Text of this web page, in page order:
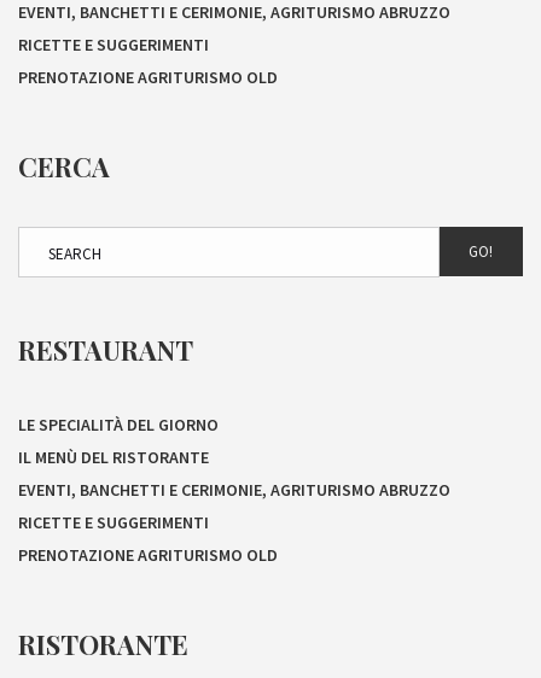
EVENTI, BANCHETTI E CERIMONIE, AGRITURISMO ABRUZZO
RICETTE E SUGGERIMENTI
PRENOTAZIONE AGRITURISMO OLD
CERCA
GO!
RESTAURANT
LE SPECIALITÀ DEL GIORNO
IL MENÙ DEL RISTORANTE
EVENTI, BANCHETTI E CERIMONIE, AGRITURISMO ABRUZZO
RICETTE E SUGGERIMENTI
PRENOTAZIONE AGRITURISMO OLD
RISTORANTE